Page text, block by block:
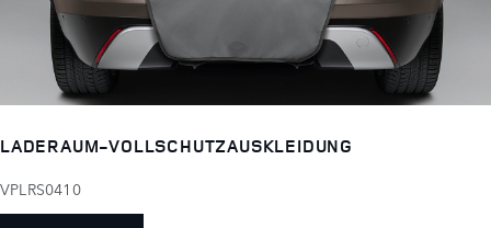
LADERAUM-VOLLSCHUTZAUSKLEIDUNG
VPLRS0410